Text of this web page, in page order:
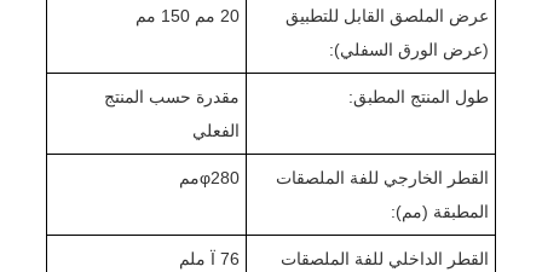
عرض الملصق القابل للتطبيق
(عرض الورق السفلي):
20 مم 150 مم
طول المنتج المطبق:
مقدرة حسب المنتج
الفعلي
القطر الخارجي للفة الملصقات
المطبقة (مم):
φ280 مم
القطر الداخلي للفة الملصقات
Ï 76 ملم